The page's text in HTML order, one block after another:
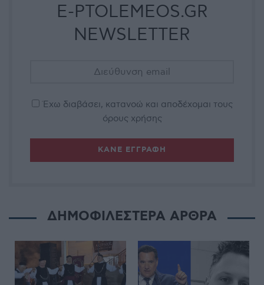
E-PTOLEMEOS.GR
NEWSLETTER
Έχω διαβάσει, κατανοώ και αποδέχομαι τους
όρους χρήσης
ΔΗΜΟΦΙΛΕΣΤΕΡΑ ΑΡΘΡΑ